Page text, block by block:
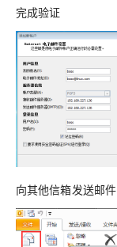
完成验证
向其他信箱发送邮件